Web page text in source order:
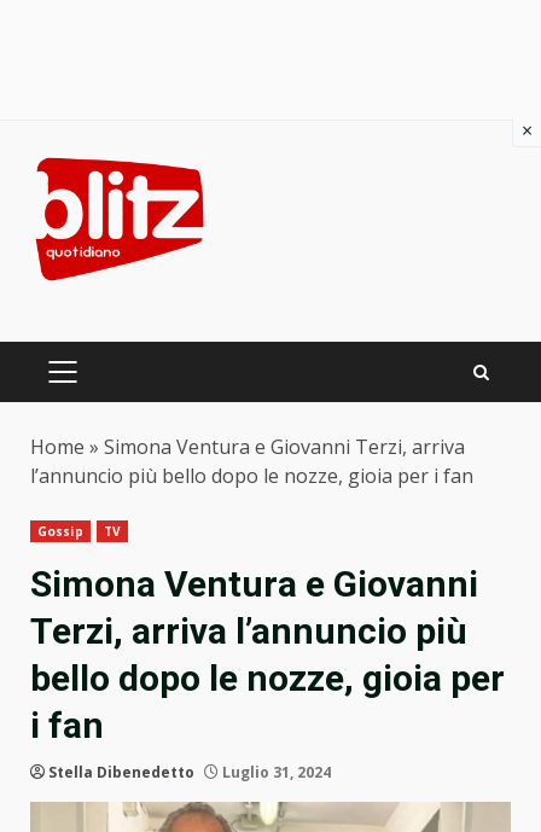
content
PRIMARY
Home » Simona Ventura e Giovanni Terzi, arriva
l’annuncio più bello dopo le nozze, gioia per i fan
Gossip TV
Simona Ventura e Giovanni
Terzi, arriva l’annuncio più
bello dopo le nozze, gioia per
i fan
Stella Dibenedetto Luglio 31, 2024
×